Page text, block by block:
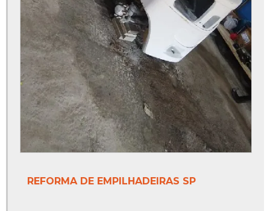
REFORMA DE EMPILHADEIRAS SP